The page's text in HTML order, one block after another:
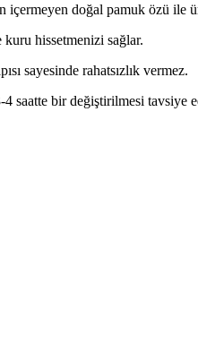
içermeyen doğal pamuk özü ile
hissetmenizi sağlar.
sayesinde rahatsızlık vermez.
4 saatte bir değiştirilmesi tavsiye